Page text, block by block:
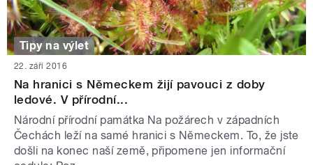
Tipy na výlet
22. září 2016
Na hranici s Německem žijí pavouci z doby
ledové. V přírodní...
Národní přírodní památka Na požárech v západních
Čechách leží na samé hranici s Německem. To, že jste
došli na konec naší země, připomene jen informační